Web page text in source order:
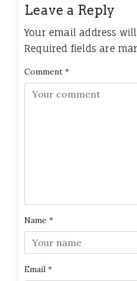
Leave a Reply
Your email address
Required fields are
Comment *
Name *
Email *